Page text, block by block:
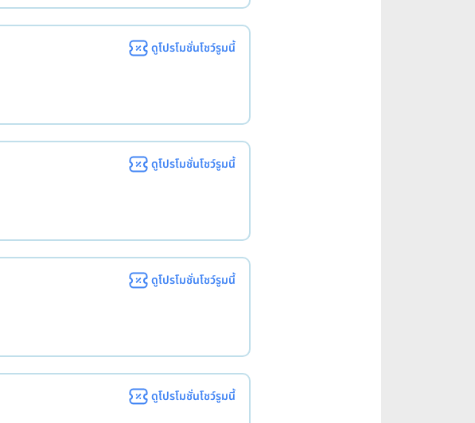
ดูโปรโมชั่นโชว์รูมนี้
ดูโปรโมชั่นโชว์รูมนี้
ดูโปรโมชั่นโชว์รูมนี้
ดูโปรโมชั่นโชว์รูมนี้